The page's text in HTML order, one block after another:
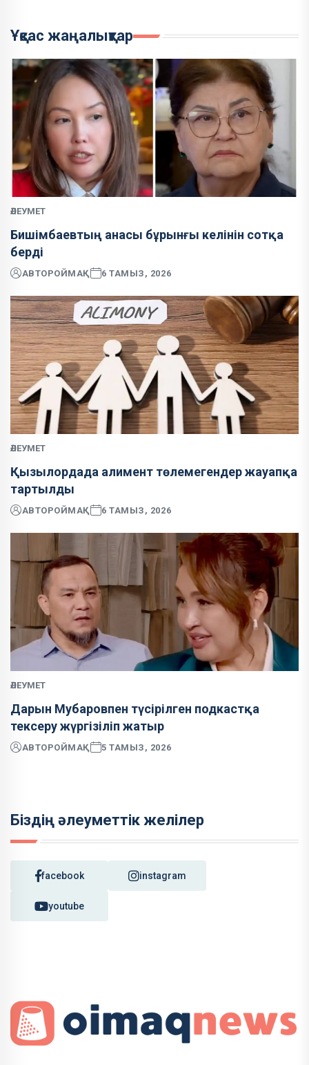
Ұқсас жаңалықтар
ӘЛЕУМЕТ
Бишімбаевтың анасы бұрынғы келінін сотқа
берді
АВТОРОЙМАҚ 6 ТАМЫЗ, 2026
ӘЛЕУМЕТ
Қызылордада алимент төлемегендер жауапқа
тартылды
АВТОРОЙМАҚ 6 ТАМЫЗ, 2026
ӘЛЕУМЕТ
Дарын Мубаровпен түсірілген подкастқа
тексеру жүргізіліп жатыр
АВТОРОЙМАҚ 5 ТАМЫЗ, 2026
Біздің әлеуметтік желілер
facebook instagram
youtube